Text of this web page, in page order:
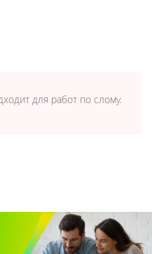
для работ по слому.